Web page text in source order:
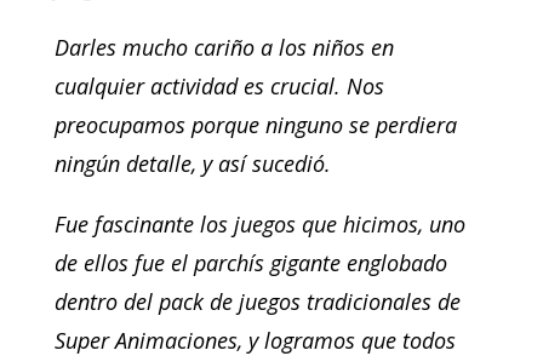
Darles mucho cariño a los niños en
cualquier actividad es crucial. Nos
preocupamos porque ninguno se perdiera
ningún detalle, y así sucedió.
Fue fascinante los juegos que hicimos, uno
de ellos fue el parchís gigante englobado
dentro del pack de juegos tradicionales de
Super Animaciones, y logramos que todos